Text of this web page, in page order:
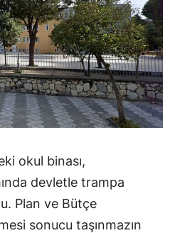
okul binası,
devletle trampa
Plan ve Bütçe
sonucu taşınmazın